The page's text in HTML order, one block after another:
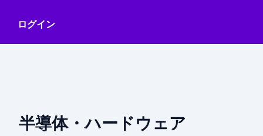
ログイン
半導体・ハードウェア